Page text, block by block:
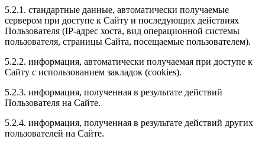
5.2.1. стандартные данные, автоматически получаемые
сервером при доступе к Сайту и последующих действиях
Пользователя (IP-адрес хоста, вид операционной системы
пользователя, страницы Сайта, посещаемые пользователем).
5.2.2. информация, автоматически получаемая при доступе к
Сайту с использованием закладок (cookies).
5.2.3. информация, полученная в результате действий
Пользователя на Сайте.
5.2.4. информация, полученная в результате действий других
пользователей на Сайте.